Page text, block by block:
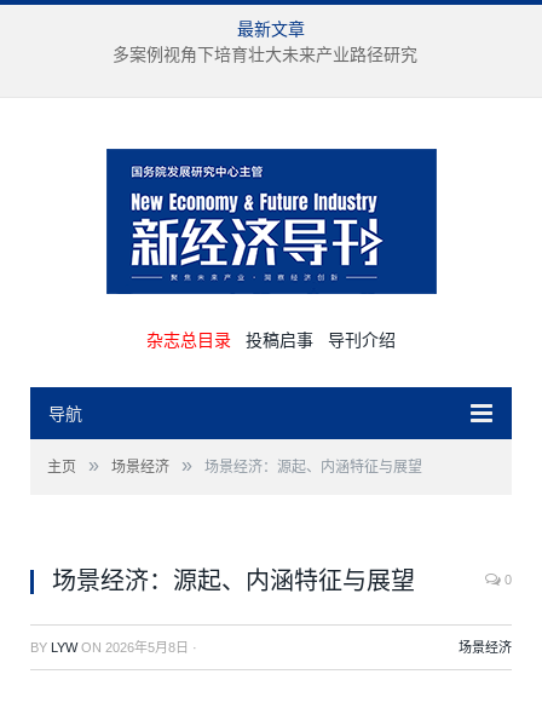
最新文章
多案例视角下培育壮大未来产业路径研究
杂志总目录 投稿启事 导刊介绍
导航
主页 » 场景经济 » 场景经济：源起、内涵特征与展望
场景经济：源起、内涵特征与展望 0
BY LYWON 2026年5月8日 · 场景经济